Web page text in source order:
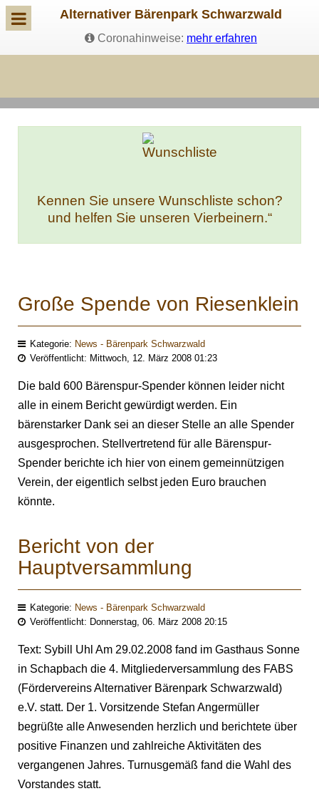
Alternativer Bärenpark Schwarzwald
Coronahinweise: mehr erfahren
Kennen Sie unsere Wunschliste schon?
und helfen Sie unseren Vierbeinern.“
Große Spende von Riesenklein
Kategorie: News - Bärenpark Schwarzwald
Veröffentlicht: Mittwoch, 12. März 2008 01:23
Die bald 600 Bärenspur-Spender können leider nicht
alle in einem Bericht gewürdigt werden. Ein
bärenstarker Dank sei an dieser Stelle an alle Spender
ausgesprochen. Stellvertretend für alle Bärenspur-
Spender berichte ich hier von einem gemeinnützigen
Verein, der eigentlich selbst jeden Euro brauchen
könnte.
Bericht von der
Hauptversammlung
Kategorie: News - Bärenpark Schwarzwald
Veröffentlicht: Donnerstag, 06. März 2008 20:15
Text: Sybill Uhl Am 29.02.2008 fand im Gasthaus Sonne
in Schapbach die 4. Mitgliederversammlung des FABS
(Fördervereins Alternativer Bärenpark Schwarzwald)
e.V. statt. Der 1. Vorsitzende Stefan Angermüller
begrüßte alle Anwesenden herzlich und berichtete über
positive Finanzen und zahlreiche Aktivitäten des
vergangenen Jahres. Turnusgemäß fand die Wahl des
Vorstandes statt.